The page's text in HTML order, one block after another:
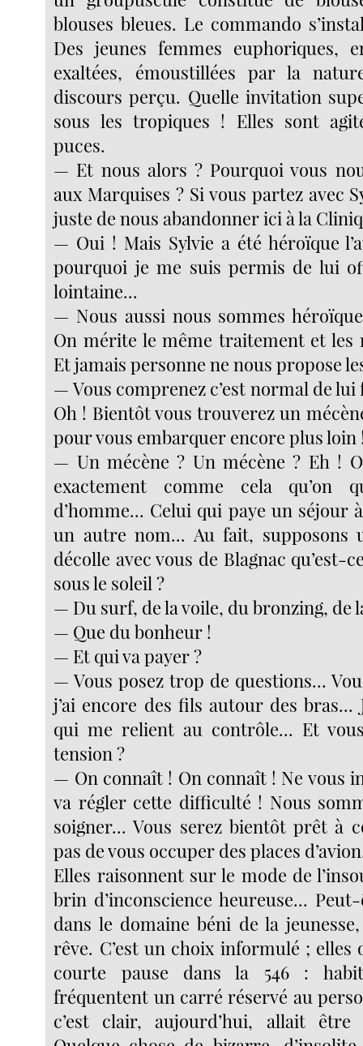
blouses bleues. Le commando
Des jeunes femmes euphoriques,
exaltées, émoustillées par la
discours perçu. Quelle invitation
sous les tropiques ! Elles sont
puces.
— Et nous alors ? Pourquoi vous
aux Marquises ? Si vous partez avec
juste de nous abandonner ici à la
— Oui ! Mais Sylvie a été héroïque
pourquoi je me suis permis de lui
lointaine...
— Nous aussi nous sommes
On mérite le même traitement et les
Et jamais personne ne nous propose
— Vous comprenez c’est normal de lui
Oh ! Bientôt vous trouverez un
pour vous embarquer encore plus loin
— Un mécène ? Un mécène ? Eh !
exactement comme cela qu’on
d’homme... Celui qui paye un séjour
un autre nom... Au fait, supposons
décolle avec vous de Blagnac qu’est-
sous le soleil ?
— Du surf, de la voile, du bronzing, de
— Que du bonheur !
— Et qui va payer ?
— Vous posez trop de questions...
j’ai encore des fils autour des bras...
qui me relient au contrôle... Et
tension ?
— On connaît ! On connaît ! Ne vous
va régler cette difficulté ! Nous
soigner... Vous serez bientôt prêt à
pas de vous occuper des places
Elles raisonnent sur le mode de
brin d’inconscience heureuse...
dans le domaine béni de la
rêve. C’est un choix informulé ; elles
courte pause dans la 546 :
fréquentent un carré réservé au
c’est clair, aujourd’hui, allait